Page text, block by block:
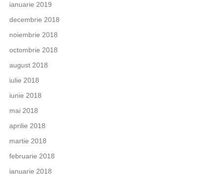
ianuarie 2019
decembrie 2018
noiembrie 2018
octombrie 2018
august 2018
iulie 2018
iunie 2018
mai 2018
aprilie 2018
martie 2018
februarie 2018
ianuarie 2018